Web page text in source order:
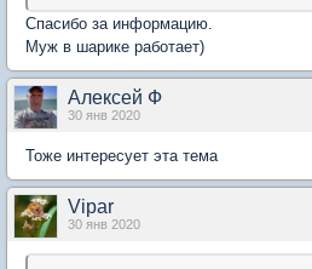
Спасибо за информацию.
Муж в шарике работает)
Алексей Ф
30 янв 2020
Тоже интересует эта тема
Vipar
30 янв 2020